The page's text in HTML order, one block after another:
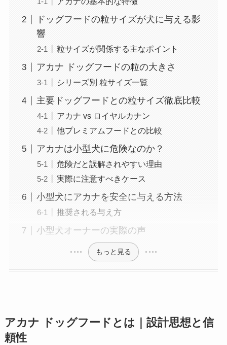
ドッグフードの粒サイズが犬に与える影
響
粒サイズが関係する主なポイント
アカナ ドッグフードの粒の大きさ
シリーズ別 粒サイズ一覧
主要ドッグフードとの粒サイズ徹底比較
アカナ vs ロイヤルカナン
他プレミアムフードとの比較
アカナは小型犬に危険なのか？
危険だと誤解されやすい理由
実際に注意すべきケース
小型犬にアカナを安全に与える方法
推奨される与え方
小型犬オーナーの実際の声
もっと見る
アカナ ドッグフードとは｜設計思想と信
頼性